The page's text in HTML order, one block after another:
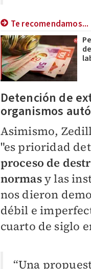
Te recomendamos...
Detención de
organismos
Asimismo,
"es prioridad
proceso de
normasy las
nos dieron
débil e
cuarto de siglo
“Una